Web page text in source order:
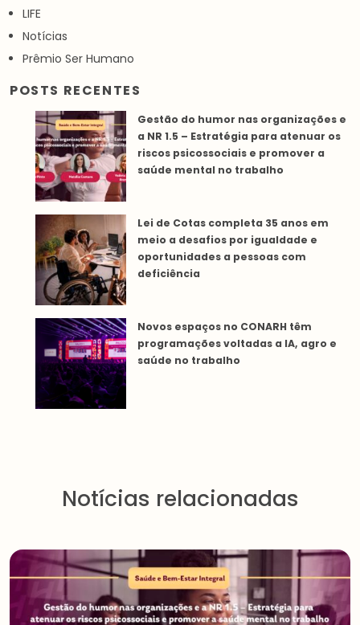
LIFE
Notícias
Prêmio Ser Humano
POSTS RECENTES
Gestão do humor nas organizações e
a NR 1.5 – Estratégia para atenuar os
riscos psicossociais e promover a
saúde mental no trabalho
Lei de Cotas completa 35 anos em
meio a desafios por igualdade e
oportunidades a pessoas com
deficiência
Novos espaços no CONARH têm
programações voltadas a IA, agro e
saúde no trabalho
Notícias relacionadas